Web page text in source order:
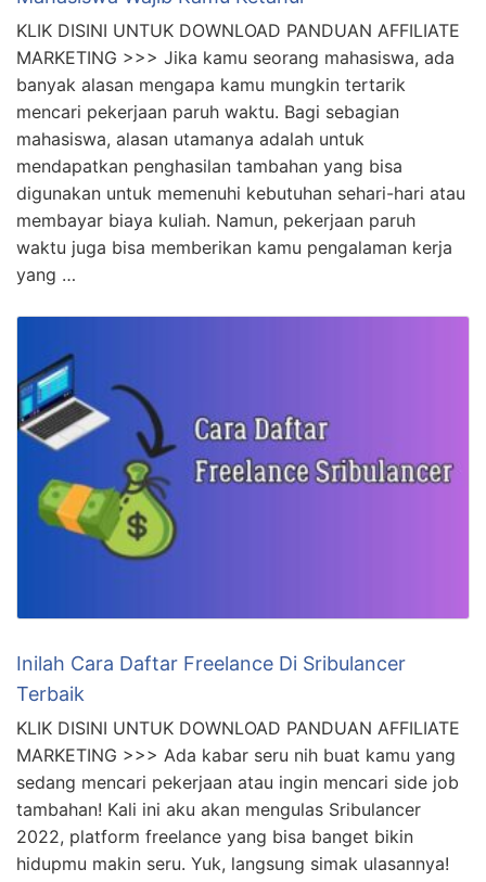
Dahsyat! Cara Mencari Kerja Part Time Untuk
Mahasiswa Wajib Kamu Ketahui
KLIK DISINI UNTUK DOWNLOAD PANDUAN AFFILIATE
MARKETING >>> Jika kamu seorang mahasiswa, ada
banyak alasan mengapa kamu mungkin tertarik
mencari pekerjaan paruh waktu. Bagi sebagian
mahasiswa, alasan utamanya adalah untuk
mendapatkan penghasilan tambahan yang bisa
digunakan untuk memenuhi kebutuhan sehari-hari atau
membayar biaya kuliah. Namun, pekerjaan paruh
waktu juga bisa memberikan kamu pengalaman kerja